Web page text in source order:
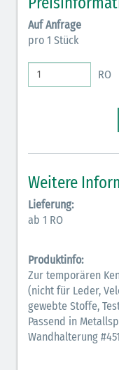
Auf Anfrage
pro 1 Stück
RO
Weitere
Lieferung:
ab 1 RO
Produktinfo:
Zur temporären
(nicht für Leder,
gewebte Stoffe,
Passend in
Wandhalterung